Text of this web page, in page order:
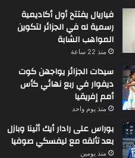
فياريال يفتتح أول أكاديمية
رسمية له في الجزائر لتكوين
المواهب الشابة
منذ 22 ساعة
سيدات الجزائر يواجهن كوت
ديفوار في ربع نهائي كأس
أمم إفريقيا
منذ يوم واحد
بوراس على رادار أيك أثينا وبازل
بعد تألقه مع ليفسكي صوفيا
منذ يومين